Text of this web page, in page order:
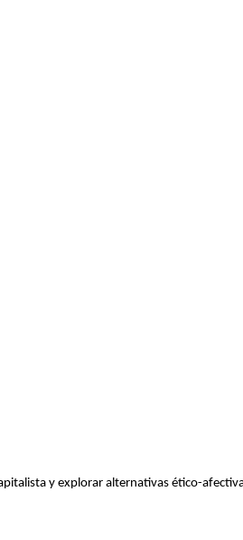
y explorar alternativas ético-